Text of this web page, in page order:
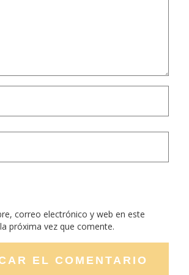
correo electrónico y web en este
próxima vez que comente.